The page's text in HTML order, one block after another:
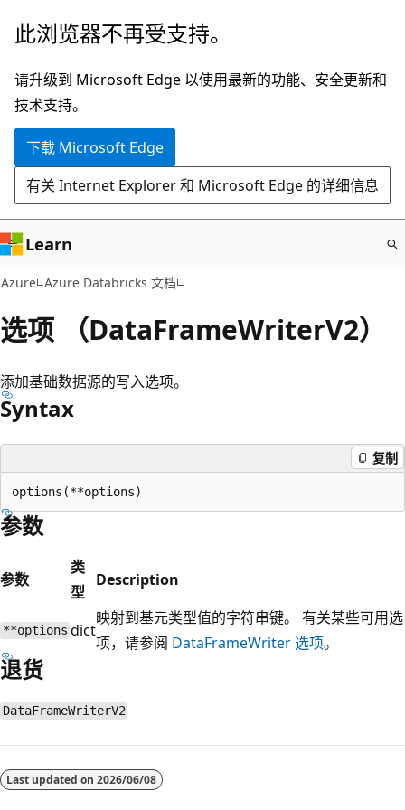
跳
主
要
内
此浏览器不再受支持。
请升级到 Microsoft Edge 以使用最新的功能、安全更新和
技术支持。
下载 Microsoft Edge
有关 Internet Explorer 和 Microsoft Edge 的详细信息
Learn
Azure Azure Databricks 文档
选项 （DataFrameWriterV2）
添加基础数据源的写入选项。
Syntax
复制
参数
参数
类
型
Description
**options dict
映射到基元类型值的字符串键。 有关某些可用选
项，请参阅 DataFrameWriter 选项。
退货
DataFrameWriterV2
模Last updated on 2026/06/08